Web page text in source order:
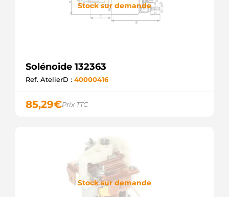
Stock sur demande
Solénoide 132363
Ref. AtelierD : 40000416
85,29€Prix TTC
Stock sur demande